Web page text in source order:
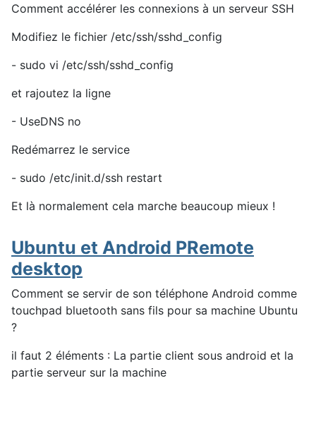
Comment accélérer les connexions à un serveur SSH
Modifiez le fichier /etc/ssh/sshd_config
- sudo vi /etc/ssh/sshd_config
et rajoutez la ligne
- UseDNS no
Redémarrez le service
- sudo /etc/init.d/ssh restart
Et là normalement cela marche beaucoup mieux !
Ubuntu et Android PRemote
desktop
Comment se servir de son téléphone Android comme
touchpad bluetooth sans fils pour sa machine Ubuntu
?
il faut 2 éléments : La partie client sous android et la
partie serveur sur la machine